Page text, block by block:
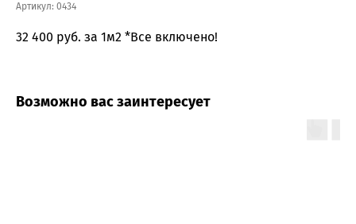
Артикул: 0434
32 400 руб. за 1м2 *Все включено!
Возможно вас заинтересует